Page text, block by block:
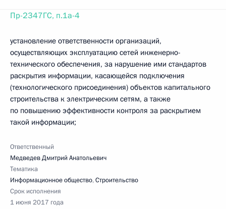
Пр-2347ГС, п.1а-4
установление ответственности организаций,
осуществляющих эксплуатацию сетей инженерно-
технического обеспечения, за нарушение ими стандартов
раскрытия информации, касающейся подключения
(технологического присоединения) объектов капитального
строительства к электрическим сетям, а также
по повышению эффективности контроля за раскрытием
такой информации;
Ответственный
Медведев Дмитрий Анатольевич
Тематика
Информационное общество,Строительство
Срок исполнения
1 июня 2017 года